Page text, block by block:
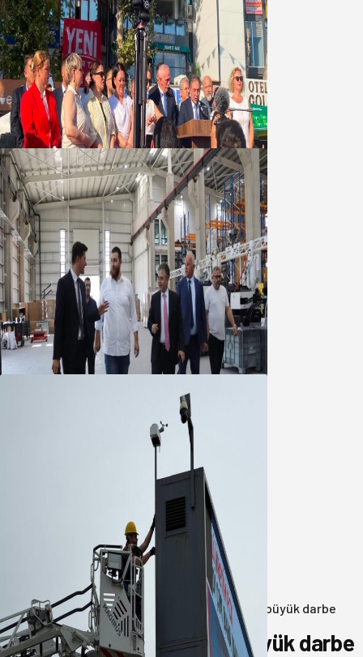
Yeni Parti Bandırma Teşkilatı kuruldu
06 Ağustos 2026
Marmara OSB Müteşebbis Heyeti
Toplantısı gerçekleştirildi
05 Ağustos 2026
Büyükşehir Çevresel İzleme Ağını
Bandırma ile Güçlendirdi
05 Ağustos 2026
Anasayfa/3.Sayfa/Balıkesir’de uyuşturucuya büyük darbe
Balıkesir’de uyuşturucuya büyük darbe